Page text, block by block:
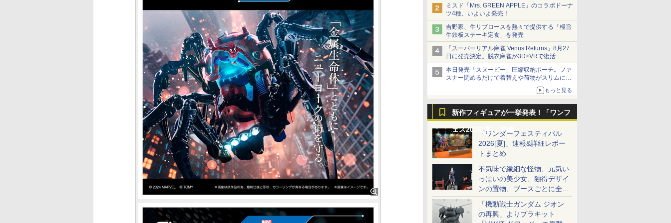
ミスド「Mrs. GREEN APPLE」のコラボドーナ
ツ4種、いよいよ発売！
吉野家、牛リブロースを熱々で提供する「極旨
牛鉄板ステーキ定食」を発売
「スーパーリアル麻雀 Venus Returns」8月27
日に発売決定。脱衣麻雀が3D×VRで復活
発売から2週間は20%オフになるセールが実施
本日発売「スヌーピー」圧縮収納ポーチ。ファ
スナー閉めるだけで着替えや荷物がスリムにま
もっと見る
新作フィギュアが一挙発表！「ワンフ
ェス2026[夏]」特集「ワンダーフェスティバル
2026[夏]」速報&詳細レポー
トまとめ
不気味で繊細な怪物、元気い
っぱいの美少女、独得デザイ
ンの置物、ブースごとに全く
異なる世界が広がる一般ディ
ーラーフォトレポート
「機動戦士ガンダム ジオン
の再興」よりプラキット